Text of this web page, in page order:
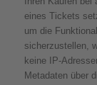
eines Tickets
um die
sicherzustellen,
keine IP-
Metadaten über